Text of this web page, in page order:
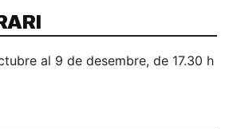
al 9 de desembre, de 17.30 h